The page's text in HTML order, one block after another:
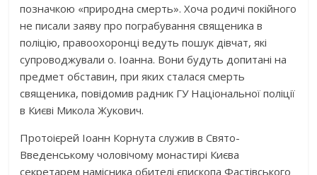
позначкою «природна смерть». Хоча родичі покійного
не писали заяву про пограбування священика в
поліцію, правоохоронці ведуть пошук дівчат, які
супроводжували о. Іоанна. Вони будуть допитані на
предмет обставин, при яких сталася смерть
священика, повідомив радник ГУ Національної поліції
в Києві Микола Жукович.
Протоієрей Іоанн Корнута служив в Свято-
Введенському чоловічому монастирі Києва
секретарем намісника обителі єпископа Фастівського